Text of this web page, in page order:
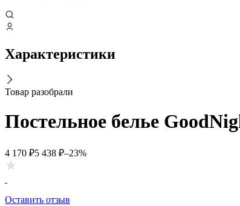
Характеристики
Товар разобрали
Постельное белье
4 170 ₽5 438 ₽–23%
Оставить отзыв